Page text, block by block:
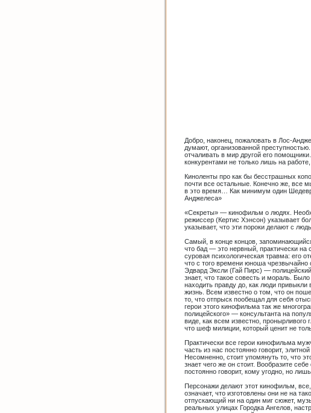
Добро, наконец, пожаловать в Лос-
думают, организованной
отчаливать в мир другой его
конкурентами не только лишь на
Киноленты про как бы бесстрашных
почти все остальные. Конечно же, все
в это время… Как минимум один
Анджелеса»
«Секреты» — кинофильм о людях.
режиссер (Кертис Хэнсон) указывает
указывает, что эти пороки делают с
Самый, в конце концов,
что бад — это нервный, практически на
суровая психологическая травма: его
что с того времени юноша
Эдвард Эксли (Гай Пирс) —
знает, что такое совесть и мораль.
находить правду до, как люди
жизнь. Всем известно о том, что он
то, что отпрыск пообещал для себя
герои этого кинофильма так же
полицейского» — консультанта на
виде, как всем известно,
что шеф милиции, который ценит не
Практически все герои кинофильма
часть из нас постоянно говорит,
Несомненно, стоит упомянуть то, что
знает чего же он стоит. Вообразите
постоянно говорит, кому угодно, но
Персонажи делают этот кинофильм,
означает, что изготовлены они не на
отпускающий ни на один миг сюжет,
реальных улицах Городка Ангелов,